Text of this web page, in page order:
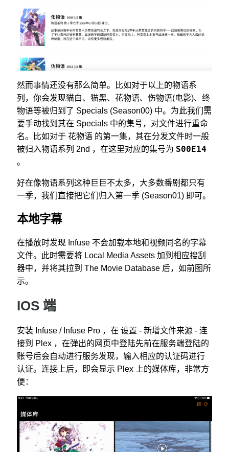
然而事情还没有那么简单。比如对于以上的物语系
列，你会发现猫白、猫黑、花物语、伤物语(电影)、终
物语等被归到了 Specials (Season00) 中。为此我们需
要手动找到其在 Specials 中的集号，对文件进行重命
名。比如对于 花物语 的第一集，其在分发文件时一般
被归入物语系列 2nd ，在这里对应的集号为 S00E14
。
好在像物语系列这种巨巨不太多，大多数番剧都只有
一季，我们直接把它们归入第一季 (Season01) 即可。
本地字幕
在播放时发现 Infuse 不会加载本地和视频同名的字幕
文件。此时需要将 Local Media Assets 加到相应搜刮
器中，并将其拉到 The Movie Database 后，如前图所
示。
IOS 端
安装 Infuse / Infuse Pro ，在 设置 - 新增文件来源 - 连
接到 Plex ，在弹出的网页中登陆先前在服务端登陆的
账号后会自动进行服务发现，输入相应的认证码进行
认证。连接上后，即会显示 Plex 上的媒体库，非常方
便：